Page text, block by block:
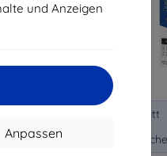
und Anzeigen
Anpassen
Rabatt